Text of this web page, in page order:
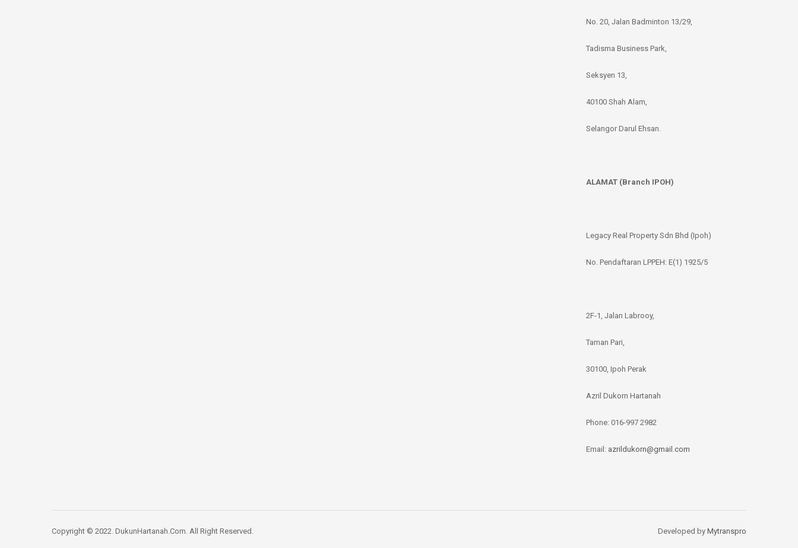
No. 20, Jalan Badminton 13/29,
Tadisma Business Park,
Seksyen 13,
40100 Shah Alam,
Selangor Darul Ehsan.
ALAMAT (Branch IPOH)
Legacy Real Property Sdn Bhd (Ipoh)
No. Pendaftaran LPPEH: E(1) 1925/5
2F-1, Jalan Labrooy,
Taman Pari,
30100, Ipoh Perak
Azril Dukorn Hartanah
Phone: 016-997 2982
Email: azrildukorn@gmail.com
Copyright © 2022. DukunHartanah.Com. All Right Reserved. Developed by Mytranspro